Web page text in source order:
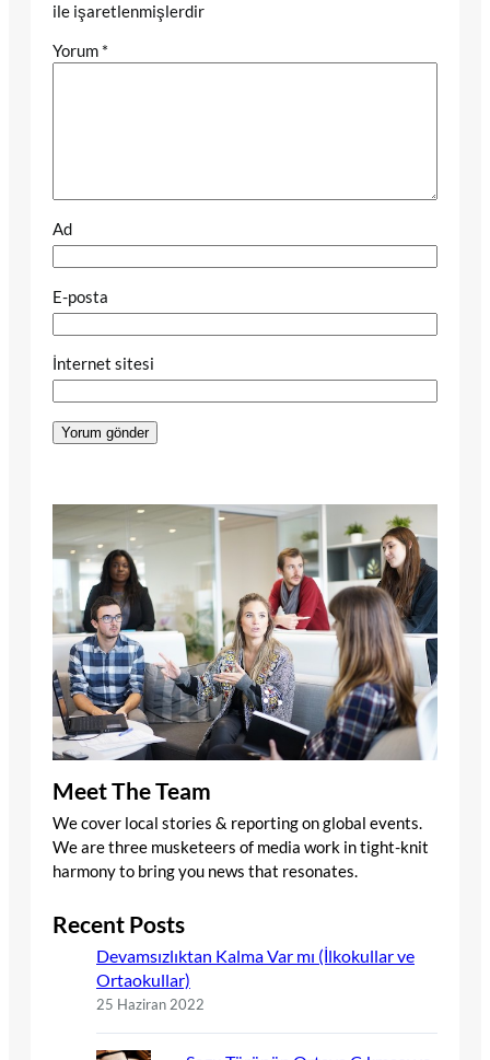
ile işaretlenmişlerdir
Yorum *
Ad
E-posta
İnternet sitesi
Meet The Team
We cover local stories & reporting on global events.
We are three musketeers of media work in tight-knit
harmony to bring you news that resonates.
Recent Posts
Devamsızlıktan Kalma Var mı (İlkokullar ve
Ortaokullar)
25 Haziran 2022